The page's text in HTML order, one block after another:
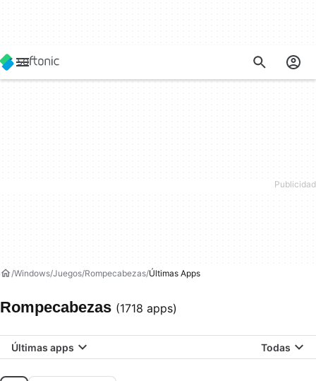
Windows Juegos Rompecabezas Últimas Apps
Rompecabezas (1718 apps)
Últimas apps Todas